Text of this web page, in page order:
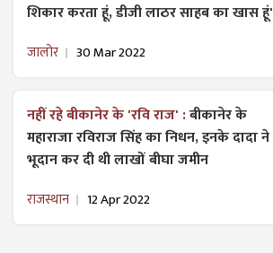
शिकार करता हूं, डीजी लाठर साहब का खास हूं'
जालोर 30 Mar 2022
नहीं रहे बीकानेर के 'रवि राज' :बीकानेर के
महाराजा रविराज सिंह का निधन, इनके दादा ने
भूदान कर दी थी लाखों बीघा जमीन
राजस्थान 12 Apr 2022